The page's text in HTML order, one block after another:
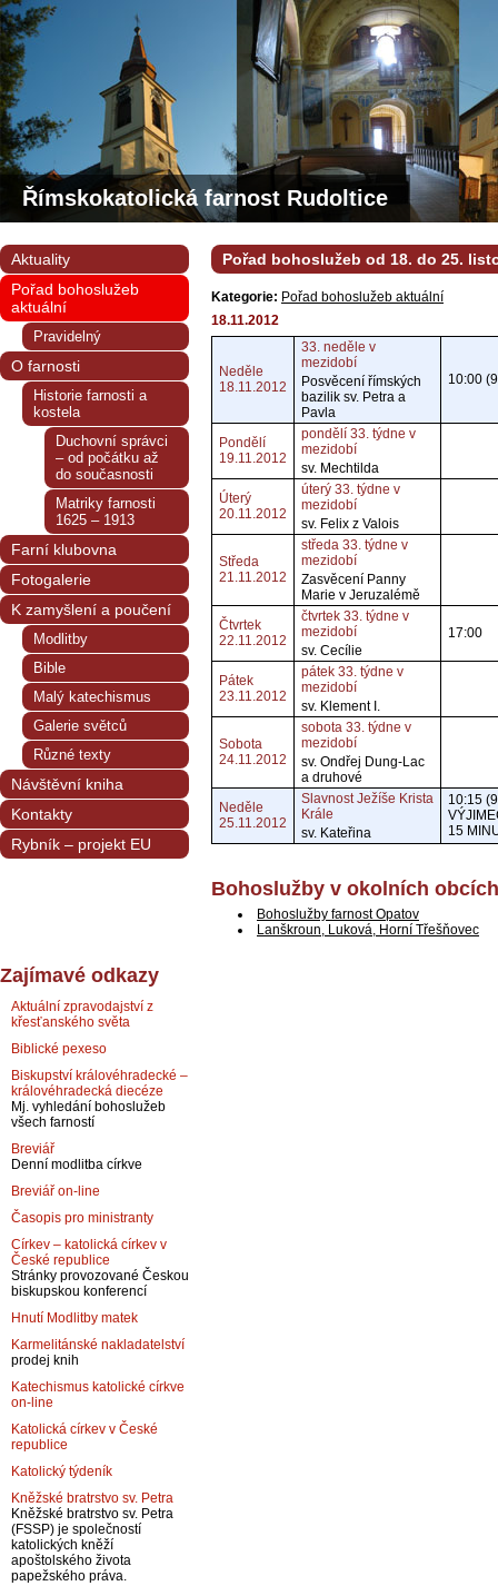
Římskokatolická farnost Rudoltice
Pořad bohoslužeb od 18. do 25.
Kategorie: Pořad bohoslužeb aktuální
18.11.2012
Neděle
18.11.2012
33. neděle v
mezidobí
Posvěcení římských
bazilik sv. Petra a
Pavla
10:00
Pondělí
19.11.2012
pondělí 33. týdne v
mezidobí
sv. Mechtilda
Úterý
20.11.2012
úterý 33. týdne v
mezidobí
sv. Felix z Valois
Středa
21.11.2012
středa 33. týdne v
mezidobí
Zasvěcení Panny
Marie v Jeruzalémě
Čtvrtek
22.11.2012
čtvrtek 33. týdne v
mezidobí
sv. Cecílie
17:00
Pátek
23.11.2012
pátek 33. týdne v
mezidobí
sv. Klement I.
Sobota
24.11.2012
sobota 33. týdne v
mezidobí
sv. Ondřej Dung-Lac
a druhové
Neděle
25.11.2012
Slavnost Ježíše Krista
Krále
sv. Kateřina
10:15
15
Bohoslužby v okolních obcích
Bohoslužby farnost Opatov
Lanškroun, Luková, Horní Třešňovec
Aktuality
Pořad bohoslužeb
aktuální
Pravidelný
O farnosti
Historie farnosti a
kostela
Duchovní správci
– od počátku až
do současnosti
Matriky farnosti
1625 – 1913
Farní klubovna
Fotogalerie
K zamyšlení a poučení
Modlitby
Bible
Malý katechismus
Galerie světců
Různé texty
Návštěvní kniha
Kontakty
Rybník – projekt EU
Zajímavé odkazy
Aktuální zpravodajství z
křesťanského světa
Biblické pexeso
Biskupství královéhradecké –
královéhradecká diecéze
Mj. vyhledání bohoslužeb
všech farností
Breviář
Denní modlitba církve
Breviář on-line
Časopis pro ministranty
Církev – katolická církev v
České republice
Stránky provozované Českou
biskupskou konferencí
Hnutí Modlitby matek
Karmelitánské nakladatelství
prodej knih
Katechismus katolické církve
on-line
Katolická církev v České
republice
Katolický týdeník
Kněžské bratrstvo sv. Petra
Kněžské bratrstvo sv. Petra
(FSSP) je společností
katolických kněží
apoštolského života
papežského práva.